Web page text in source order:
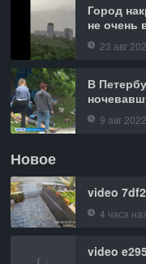
Город
не очень
23 авг
В
9 авг 2022
Новое
video
4 часа
video